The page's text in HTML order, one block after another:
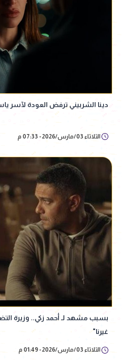
دينا الشربيني ترفض العودة لآسر
الثلاثاء 03/مارس/2026 - 07:33 م
بسبب مشهد لـ أحمد زكي.. وزيرة
غيرنا"
الثلاثاء 03/مارس/2026 - 01:49 م